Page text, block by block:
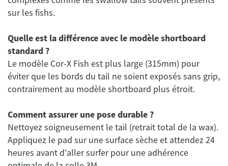
sur les fishs.
Quelle est la différence avec le modèle shortboard
standard ?
Le modèle Cor-X Fish est plus large (315mm) pour
éviter que les bords du tail ne soient exposés sans grip,
contrairement au modèle shortboard plus étroit.
Comment assurer une pose durable ?
Nettoyez soigneusement le tail (retrait total de la wax).
Appliquez le pad sur une surface sèche et attendez 24
heures avant d'aller surfer pour une adhérence